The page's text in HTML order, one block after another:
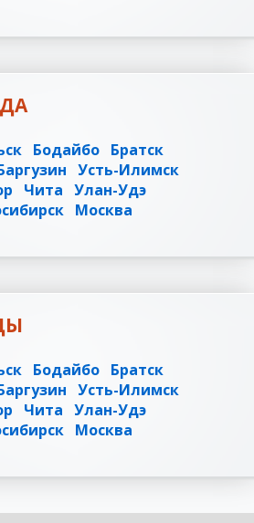
Бодайбо Братск
Усть-Илимск
Чита Улан-Удэ
Москва
Бодайбо Братск
Усть-Илимск
Чита Улан-Удэ
Москва